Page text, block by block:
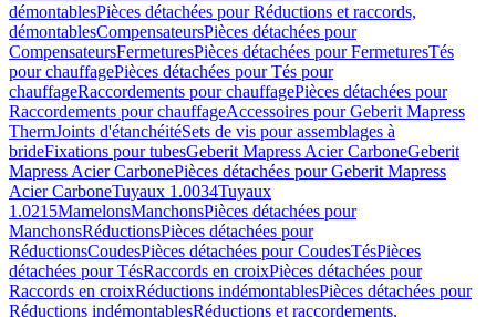
démontablesPièces détachées pour Réductions et raccords,
démontablesCompensateursPièces détachées pour
CompensateursFermeturesPièces détachées pour FermeturesTés
pour chauffagePièces détachées pour Tés pour
chauffageRaccordements pour chauffagePièces détachées pour
Raccordements pour chauffageAccessoires pour Geberit Mapress
ThermJoints d'étanchéitéSets de vis pour assemblages à
brideFixations pour tubesGeberit Mapress Acier CarboneGeberit
Mapress Acier CarbonePièces détachées pour Geberit Mapress
Acier CarboneTuyaux 1.0034Tuyaux
1.0215MamelonsManchonsPièces détachées pour
ManchonsRéductionsPièces détachées pour
RéductionsCoudesPièces détachées pour CoudesTésPièces
détachées pour TésRaccords en croixPièces détachées pour
Raccords en croixRéductions indémontablesPièces détachées pour
Réductions indémontablesRéductions et raccordements,